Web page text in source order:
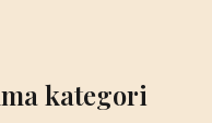
kategori